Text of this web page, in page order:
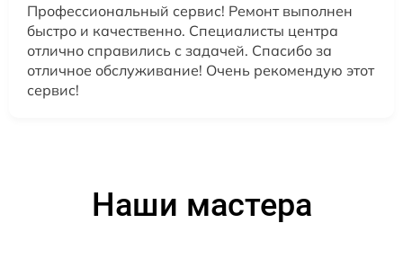
Профессиональный сервис! Ремонт выполнен
быстро и качественно. Специалисты центра
отлично справились с задачей. Спасибо за
отличное обслуживание! Очень рекомендую этот
сервис!
Наши мастера